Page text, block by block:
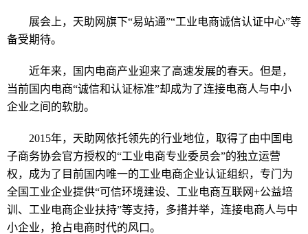
展会上，天助网旗下“易站通”“工业电商诚信认证中心”等
备受期待。
近年来，国内电商产业迎来了高速发展的春天。 但是，
当前国内电商“诚信和认证标准”却成为了连接电商人与中小
企业之间的软肋。
2015年，天助网依托领先的行业地位，取得了由中国电
子商务协会官方授权的“工业电商专业委员会”的独立运营
权，成为了目前国内唯一的工业电商企业认证组织，专门为
全国工业企业提供“可信环境建设、工业电商互联网+公益培
训、工业电商企业扶持”等支持，多措并举，连接电商人与中
小企业，抢占电商时代的风口。